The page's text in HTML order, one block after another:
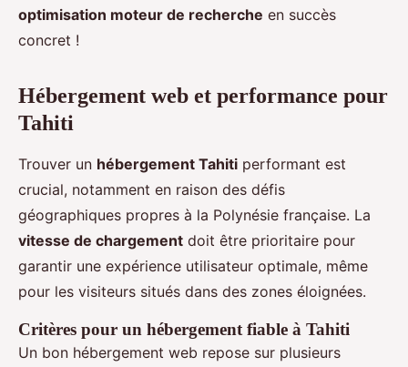
optimisation moteur de recherche en succès
concret !
Hébergement web et performance pour
Tahiti
Trouver un hébergement Tahiti performant est
crucial, notamment en raison des défis
géographiques propres à la Polynésie française. La
vitesse de chargement doit être prioritaire pour
garantir une expérience utilisateur optimale, même
pour les visiteurs situés dans des zones éloignées.
Critères pour un hébergement fiable à Tahiti
Un bon hébergement web repose sur plusieurs